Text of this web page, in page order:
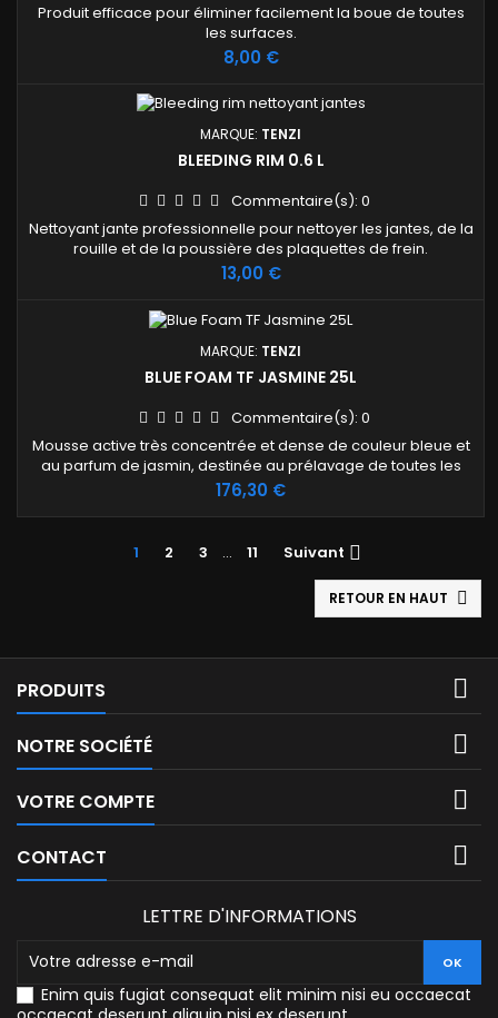
Produit efficace pour éliminer facilement la boue de toutes
les surfaces.
Prix
8,00 €
MARQUE: TENZI
BLEEDING RIM 0.6 L
Commentaire(s): 0
Nettoyant jante professionnelle pour nettoyer les jantes, de la
rouille et de la poussière des plaquettes de frein.
Prix
13,00 €
MARQUE: TENZI
BLUE FOAM TF JASMINE 25L
Commentaire(s): 0
Mousse active très concentrée et dense de couleur bleue et
au parfum de jasmin, destinée au prélavage de toutes les
surfaces de la voiture. La préparation élimine les salissures
routières et opérationnelles.
Prix
176,30 €
1 2 3 … 11 Suivant 
RETOUR EN HAUT 
PRODUITS 
NOTRE SOCIÉTÉ 
VOTRE COMPTE 
CONTACT 
LETTRE D'INFORMATIONS
Enim quis fugiat consequat elit minim nisi eu occaecat